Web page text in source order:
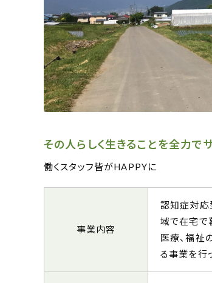
その人らしく生きることを全力で
働くスタッフ皆がHAPPYに
事業内容
認知症対応
域で在宅で
医療、福祉
る事業を行